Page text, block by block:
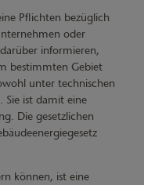
Pflichten bezüglich
oder
informieren,
bestimmten Gebiet
unter technischen
Sie ist damit eine
Die gesetzlichen
können, ist eine